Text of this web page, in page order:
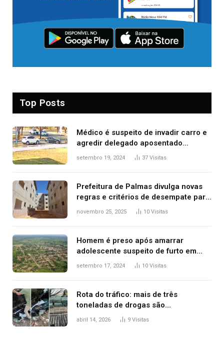
Top Posts
Médico é suspeito de invadir carro e
agredir delegado aposentado
durante confusão no trânsito
setembro 19, 2024 37 Visitas
Prefeitura de Palmas divulga novas
regras e critérios de desempate para
seleção de famílias no Minha Casa,
novembro 25, 2025 10 Visitas
Homem é preso após amarrar
adolescente suspeito de furto em
estaca de cerca e agredi-lo
setembro 17, 2024 10 Visitas
Rota do tráfico: mais de três
toneladas de drogas são
apreendidas no TO em três meses
abril 14, 2026 9 Visitas